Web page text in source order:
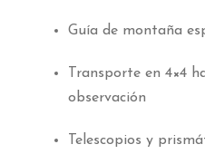
Guía de montaña
Transporte en 4×4
observación
Telescopios y